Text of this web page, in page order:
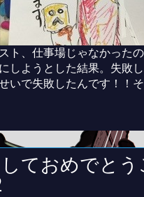
ト、仕事場じゃなかった
しようとした結果。失敗
いで失敗したんです！！
ておめでとう